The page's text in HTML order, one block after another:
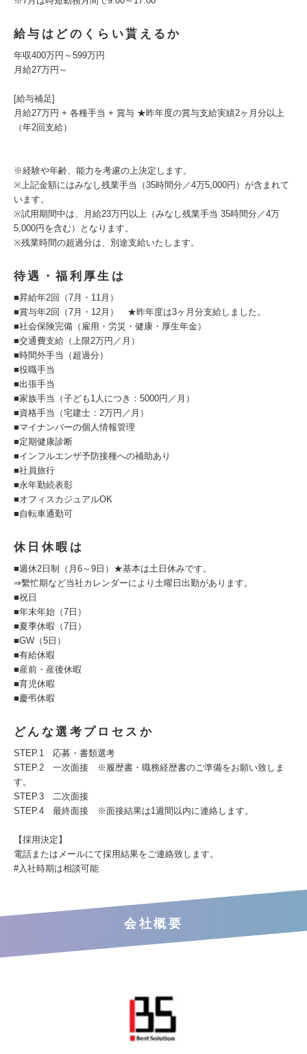
給与はどのくらい貰えるか
年収400万円～599万円
月給27万円～
[給与補足]
月給27万円 + 各種手当 + 賞与 ★昨年度の賞与支給実績2ヶ月分以上
（年2回支給）
※経験や年齢、能力を考慮の上決定します。
※上記金額にはみなし残業手当（35時間分／4万5,000円）が含まれて
います。
※試用期間中は、月給23万円以上（みなし残業手当 35時間分／4万
5,000円を含む）となります。
※残業時間の超過分は、別途支給いたします。
待遇・福利厚生は
■昇給年2回（7月・11月）
■賞与年2回（7月・12月） ★昨年度は3ヶ月分支給しました。
■社会保険完備（雇用・労災・健康・厚生年金）
■交通費支給（上限2万円／月）
■時間外手当（超過分）
■役職手当
■出張手当
■家族手当（子ども1人につき：5000円／月）
■資格手当（宅建士：2万円／月）
■マイナンバーの個人情報管理
■定期健康診断
■インフルエンザ予防接種への補助あり
■社員旅行
■永年勤続表彰
■オフィスカジュアルOK
■自転車通勤可
休日休暇は
■週休2日制（月6～9日）★基本は土日休みです。
⇒繫忙期など当社カレンダーにより土曜日出勤があります。
■祝日
■年末年始（7日）
■夏季休暇（7日）
■GW（5日）
■有給休暇
■産前・産後休暇
■育児休暇
■慶弔休暇
どんな選考プロセスか
STEP.1 応募・書類選考
STEP.2 一次面接 ※履歴書・職務経歴書のご準備をお願い致しま
す。
STEP.3 二次面接
STEP.4 最終面接 ※面接結果は1週間以内に連絡します。
【採用決定】
電話またはメールにて採用結果をご連絡致します。
#入社時期は相談可能
会社概要